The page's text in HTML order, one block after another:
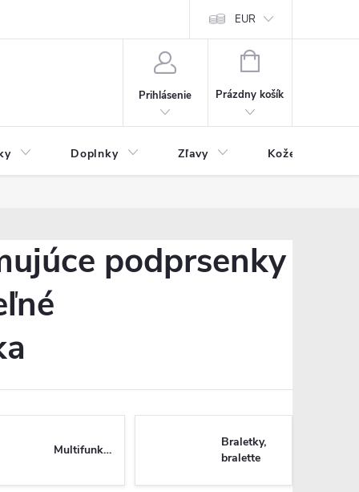
EUR
Prihlásenie
NÁKUPNÝ
Prázdny košík
Doplnky Zľavy Kožený tovar
podprsenky
Multifunkčné
Braletky,
bralette